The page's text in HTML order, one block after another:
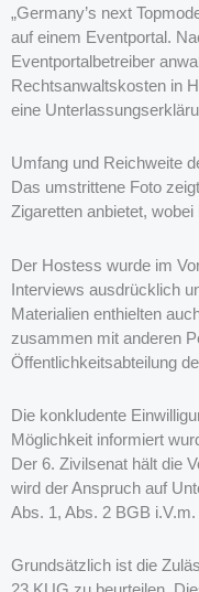
„Germany’s next
auf einem Eventportal.
Eventportalbetreiber
Rechtsanwaltskosten in
eine
Umfang und Reichweite
Das umstrittene Foto
Zigaretten anbietet,
Der Hostess wurde im
Interviews ausdrücklich
Materialien enthielten
zusammen mit anderen
Öffentlichkeitsabteilung
Die konkludente
Möglichkeit informiert
Der 6. Zivilsenat hält die
wird der Anspruch auf
Abs. 1, Abs. 2 BGB
Grundsätzlich ist die